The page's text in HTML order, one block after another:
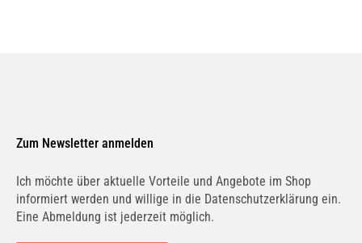
Zum Newsletter anmelden
Ich möchte über aktuelle Vorteile und Angebote im Shop
informiert werden und willige in die Datenschutzerklärung ein.
Eine Abmeldung ist jederzeit möglich.